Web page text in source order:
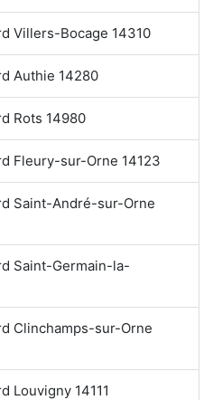
Villers-Bocage 14310
Authie 14280
Rots 14980
Fleury-sur-Orne 14123
Saint-André-sur-Orne
Saint-Germain-la-
Clinchamps-sur-Orne
Louvigny 14111